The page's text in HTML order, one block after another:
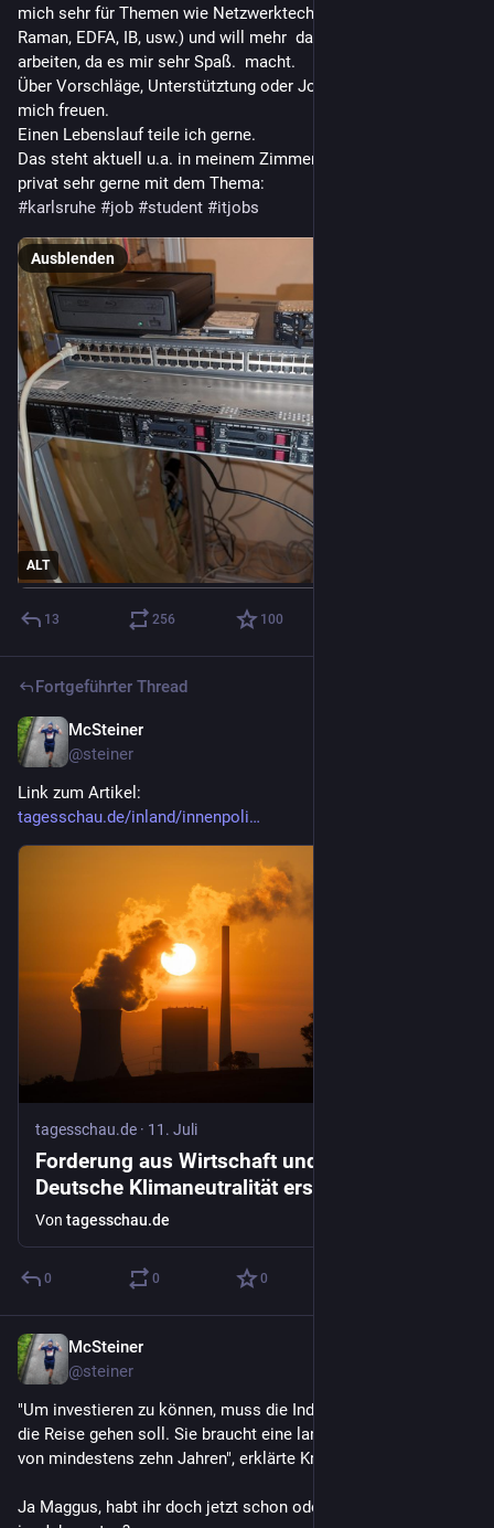
mich sehr für Themen wie Netzwerktechnik (DWDM/CWDM,
Raman, EDFA, IB, usw.) und will mehr  dazu lernen und damit
arbeiten, da es mir sehr Spaß.  macht.
Über Vorschläge, Unterstütztung oder Jobangebote würde ich
mich freuen.
Einen Lebenslauf teile ich gerne.
Das steht aktuell u.a. in meinem Zimmer, ich beschäftige mich
privat sehr gerne mit dem Thema:
#karlsruhe #job #student #itjobs
ALT
Ausblenden
13 256 100
Fortgeführter Thread
McSteiner
@steiner
Link zum Artikel:
tagesschau.de/inland/innenpoli
tagesschau.de · 11. Juli
Forderung aus Wirtschaft und Politik:
Deutsche Klimaneutralität erst 2050
Von tagesschau.de
0 0 0
McSteiner
@steiner
"Um investieren zu können, muss die Industrie wissen, wohin
die Reise gehen soll. Sie braucht eine langfristige Perspektive
von mindestens zehn Jahren", erklärte Krebber weiter…
Ja Maggus, habt ihr doch jetzt schon oder hab ich mich grad